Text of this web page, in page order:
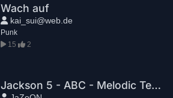
Wach auf
kai_sui@web.de
Punk
15
2
Jackson 5 - ABC - Melodic Techno RemiX - 2026 - Sonnenwellen